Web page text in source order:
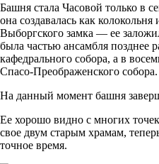
Башня стала Часовой только в
она создавалась как
Выборгского замка — ее
была частью ансамбля позднее
кафедрального собора, а в
Спасо-Преображенского собора.
На данный момент башня
Ее хорошо видно с многих
свое двум старым храмам,
точное время.